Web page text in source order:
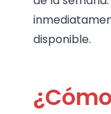
disponible.